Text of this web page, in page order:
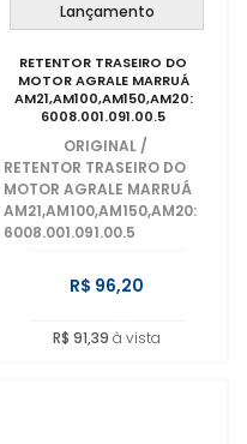
Lançamento
RETENTOR TRASEIRO DO
MOTOR AGRALE MARRUÁ
AM21,AM100,AM150,AM20:
6008.001.091.00.5
ORIGINAL /
RETENTOR TRASEIRO DO
MOTOR AGRALE MARRUÁ
AM21,AM100,AM150,AM20:
6008.001.091.00.5
R$ 96,20
R$ 91,39 à vista